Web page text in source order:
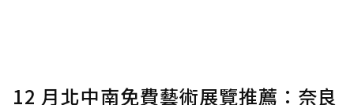
12 月北中南免費藝術展覽推薦：奈良